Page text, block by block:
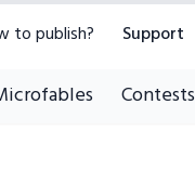
to publish? Support
Contests